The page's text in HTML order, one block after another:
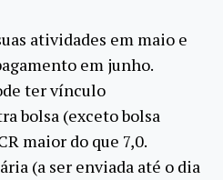
atividades em maio e
em junho.
ter vínculo
bolsa (exceto bolsa
maior do que 7,0.
(a ser enviada até o dia